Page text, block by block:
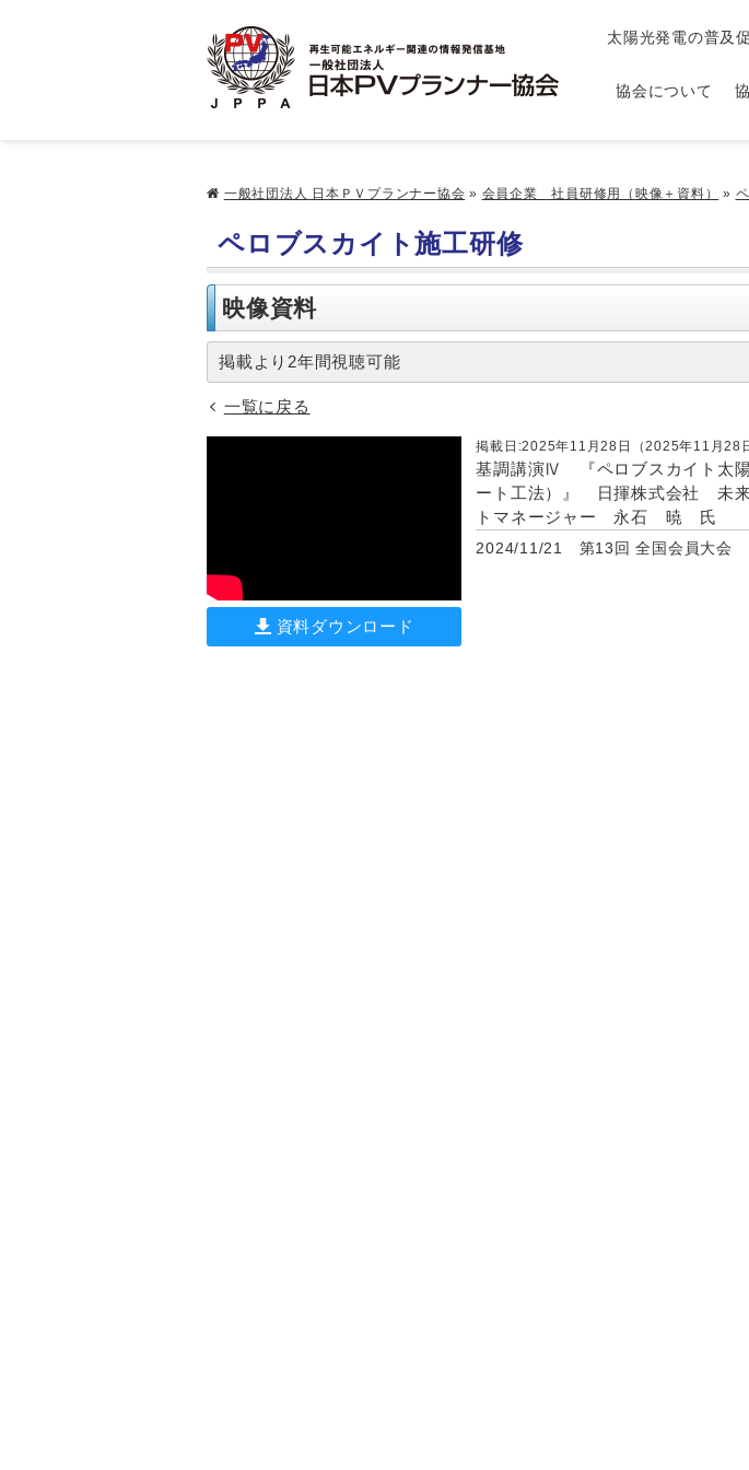
太陽光発電の普及
協会について
一般社団法人 日本ＰＶプランナー協会 » 会員企業 社員研修用（映像＋資料） »
ペロブスカイト施工研修
映像資料
掲載より2年間視聴可能
一覧に戻る
掲載日:2025年11月28日（2025年11月28
基調講演Ⅳ 『ペロブスカイト太
ート工法）』 日揮株式会社 未
トマネージャー 永石 暁 氏
2024/11/21 第13回 全国会員大会
資料ダウンロード